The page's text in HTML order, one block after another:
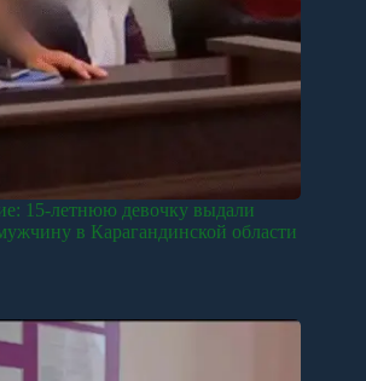
15-летнюю девочку выдали
в Карагандинской области